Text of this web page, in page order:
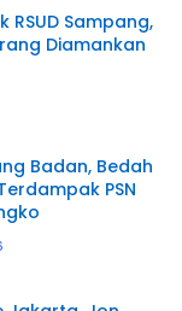
Sampang,
Diamankan
Badan, Bedah
PSN